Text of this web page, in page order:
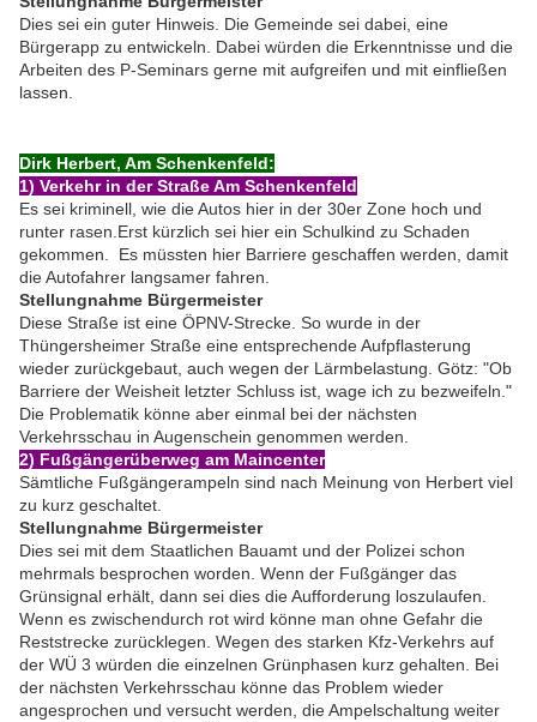
Dies sei ein guter Hinweis. Die Gemeinde sei dabei, eine
Bürgerapp zu entwickeln. Dabei würden die Erkenntnisse und die
Arbeiten des P-Seminars gerne mit aufgreifen und mit einfließen
lassen.
Dirk Herbert, Am Schenkenfeld:
1) Verkehr in der Straße Am Schenkenfeld
Es sei kriminell, wie die Autos hier in der 30er Zone hoch und
runter rasen.Erst kürzlich sei hier ein Schulkind zu Schaden
gekommen. Es müssten hier Barriere geschaffen werden, damit
die Autofahrer langsamer fahren.
Stellungnahme Bürgermeister
Diese Straße ist eine ÖPNV-Strecke. So wurde in der
Thüngersheimer Straße eine entsprechende Aufpflasterung
wieder zurückgebaut, auch wegen der Lärmbelastung. Götz: "Ob
Barriere der Weisheit letzter Schluss ist, wage ich zu bezweifeln."
Die Problematik könne aber einmal bei der nächsten
Verkehrsschau in Augenschein genommen werden.
2) Fußgängerüberweg am Maincenter
Sämtliche Fußgängerampeln sind nach Meinung von Herbert viel
zu kurz geschaltet.
Stellungnahme Bürgermeister
Dies sei mit dem Staatlichen Bauamt und der Polizei schon
mehrmals besprochen worden. Wenn der Fußgänger das
Grünsignal erhält, dann sei dies die Aufforderung loszulaufen.
Wenn es zwischendurch rot wird könne man ohne Gefahr die
Reststrecke zurücklegen. Wegen des starken Kfz-Verkehrs auf
der WÜ 3 würden die einzelnen Grünphasen kurz gehalten. Bei
der nächsten Verkehrsschau könne das Problem wieder
angesprochen und versucht werden, die Ampelschaltung weiter